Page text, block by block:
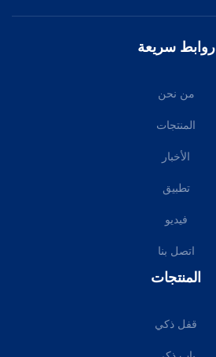
روابط سريعة
من نحن
المنتجات
الأخبار
تطبيق
فيديو
اتصل بنا
المنتجات
قفل ذكي